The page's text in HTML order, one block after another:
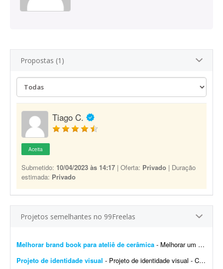
Propostas (1)
Tiago C.
Aceita
Submetido: 10/04/2023 às 14:17 | Oferta: Privado | Duração
estimada: Privado
Projetos semelhantes no 99Freelas
Melhorar brand book para ateliê de cerâmica - Melhorar um brand book existente para um ateliê de cerâmica, além de toda a parte de papelaria; por exemplo: - Essência da marca - Propósito - Missão - Vis&a...
Projeto de identidade visual - Projeto de identidade visual - CJ Gonçalves 1. Sobre o projeto Estamos desenvolvendo a nova identidade visual da CJ Gonçalves, uma empresa do segmento imobiliário que atua co...